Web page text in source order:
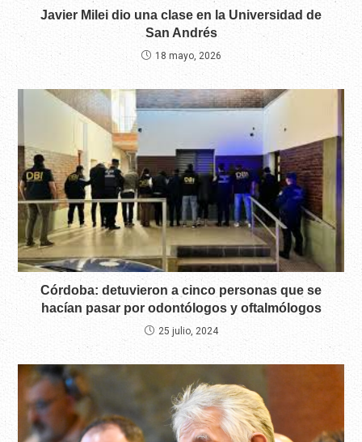
Javier Milei dio una clase en la Universidad de
San Andrés
18 mayo, 2026
Córdoba: detuvieron a cinco personas que se
hacían pasar por odontólogos y oftalmólogos
25 julio, 2024